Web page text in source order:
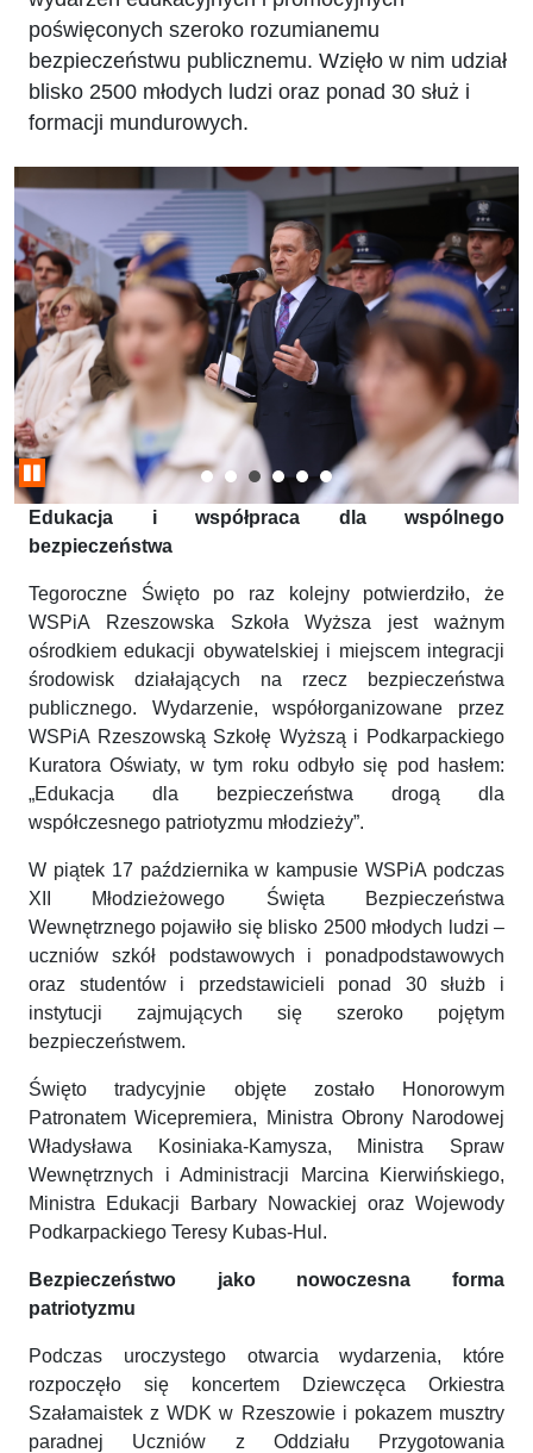
poświęconych szeroko rozumianemu
bezpieczeństwu publicznemu. Wzięło w nim udział
blisko 2500 młodych ludzi oraz ponad 30 służ i
formacji mundurowych.
Edukacja i współpraca dla wspólnego
bezpieczeństwa
Tegoroczne Święto po raz kolejny potwierdziło, że
WSPiA Rzeszowska Szkoła Wyższa jest ważnym
ośrodkiem edukacji obywatelskiej i miejscem integracji
środowisk działających na rzecz bezpieczeństwa
publicznego. Wydarzenie, współorganizowane przez
WSPiA Rzeszowską Szkołę Wyższą i Podkarpackiego
Kuratora Oświaty, w tym roku odbyło się pod hasłem:
„Edukacja dla bezpieczeństwa drogą dla
współczesnego patriotyzmu młodzieży”.
W piątek 17 października w kampusie WSPiA podczas
XII Młodzieżowego Święta Bezpieczeństwa
Wewnętrznego pojawiło się blisko 2500 młodych ludzi –
uczniów szkół podstawowych i ponadpodstawowych
oraz studentów i przedstawicieli ponad 30 służb i
instytucji zajmujących się szeroko pojętym
bezpieczeństwem.
Święto tradycyjnie objęte zostało Honorowym
Patronatem Wicepremiera, Ministra Obrony Narodowej
Władysława Kosiniaka-Kamysza, Ministra Spraw
Wewnętrznych i Administracji Marcina Kierwińskiego,
Ministra Edukacji Barbary Nowackiej oraz Wojewody
Podkarpackiego Teresy Kubas-Hul.
Bezpieczeństwo jako nowoczesna forma
patriotyzmu
Podczas uroczystego otwarcia wydarzenia, które
rozpoczęło się koncertem Dziewczęca Orkiestra
Szałamaistek z WDK w Rzeszowie i pokazem musztry
paradnej Uczniów z Oddziału Przygotowania